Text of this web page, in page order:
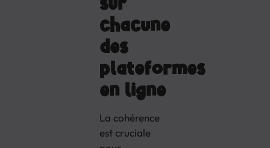
chacune
des
plateformes
en ligne
La cohérence
est cruciale